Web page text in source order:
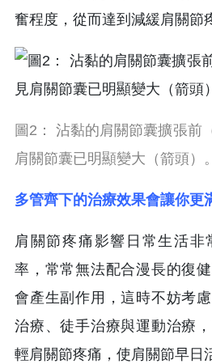
奮程度，從而達到減緩肩關節
圖2： 沾黏的肩關節囊擴張前
肩關節囊已明顯變大（箭頭）。
多管齊下的治療效果會讓你更
肩關節疼痛影響日常生活非
率，常常無法配合漫長的復
會產生副作用，這時不妨考
治療、徒手治療與運動治療
輕肩關節疼痛，使肩關節早日